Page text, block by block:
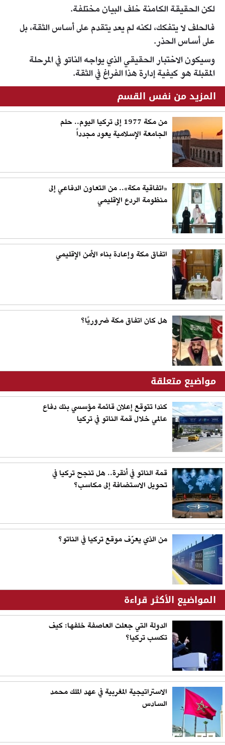
لكن الحقيقة الكامنة خلف البيان مختلفة.
فالحلف لا يتفكك، لكنه لم يعد يتقدم على أساس الثقة، بل
على أساس الحذر.
وسيكون الاختبار الحقيقي الذي يواجه الناتو في المرحلة
المقبلة هو كيفية إدارة هذا الفراغ في الثقة.
المزيد من نفس القسم
من مكة 1977 إلى تركيا اليوم.. حلم
الجامعة الإسلامية يعود مجدداً
«اتفاقية مكة».. من التعاون الدفاعي إلى
منظومة الردع الإقليمي
اتفاق مكة وإعادة بناء الأمن الإقليمي
هل كان اتفاق مكة ضروريًا؟
مواضيع متعلقة
كندا تتوقع إعلان قائمة مؤسسي بنك دفاع
عالمي خلال قمة الناتو في تركيا
قمة الناتو في أنقرة.. هل تنجح تركيا في
تحويل الاستضافة إلى مكاسب؟
من الذي يعرّف موقع تركيا في الناتو؟
المواضيع الأكثر قراءة
الدولة التي جعلت العاصفة خلفها: كيف
تكسب تركيا؟
الاستراتيجية المغربية في عهد الملك محمد
السادس